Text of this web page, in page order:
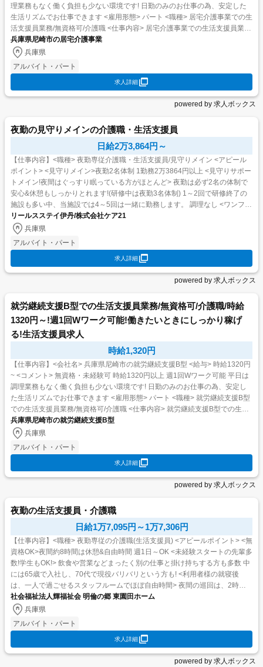
理業務もなく働く負担も少ない環境です! 日勤のみのお仕事の為、安定した
生活リズムでお仕事できます <雇用形態> パート <職種> 居宅介護事業での生
活支援員業務/無資格可/介護職 <仕事内容> 居宅介護事業での生活支援員業務
全...
兵庫県尼崎市の居宅介護事業
兵庫県
アルバイト・パート
求人詳細
powered by 求人ボックス
夜勤の見守りメインの介護職・生活支援員
日給2万3,864円～
【仕事内容】<職種> 夜勤専従介護職・生活支援員/見守りメイン <アピール
ポイント> <見守りメイン>夜勤2名体制 1勤務2万3864円以上 <見守りサポー
トメイン!夜間はぐっすり眠っている方がほとんど> 夜勤は必ず2名の体制で
安心&休憩もしっかりとれます!(研修中は夜勤3名体制) 1～2回で研修終了の
施設も多い中、当施設では4～5回は一緒に勤務します。 調理なし <ワンフロ
ア・定員12名...
リールスステイ伊丹/株式会社ケア21
兵庫県
アルバイト・パート
求人詳細
powered by 求人ボックス
就労継続支援B型での生活支援員業務/無資格可/介護職/時給
1320円～!週1回Wワーク可能!働きたいときにしっかり稼げ
る!生活支援員求人
時給1,320円
【仕事内容】<会社名> 兵庫県尼崎市の就労継続支援B型 <給与> 時給1320円
~ <コメント> 無資格・未経験可 時給1320円以上 週1回Wワーク可能 平日は
調理業務もなく働く負担も少ない環境です! 日勤のみのお仕事の為、安定し
た生活リズムでお仕事できます <雇用形態> パート <職種> 就労継続支援B型
での生活支援員業務/無資格可/介護職 <仕事内容> 就労継続支援B型での生
活...
兵庫県尼崎市の就労継続支援B型
兵庫県
アルバイト・パート
求人詳細
powered by 求人ボックス
夜勤の生活支援員・介護職
日給1万7,095円～1万7,306円
【仕事内容】<職種> 夜勤専従の介護職(生活支援員) <アピールポイント> <無
資格OK>夜間約8時間は休憩&自由時間 週1日～OK <未経験スタートの先輩多
数!学生もOK!> 飲食や営業などまったく別の仕事と掛け持ちする方も多数 中
には65歳で入社し、70代で現役バリバリという方も! <利用者様の就寝後
は、一人で過ごせるスタッフルームでほぼ自由時間> 夜間の巡回は、2時間
に1回、1部...
社会福祉法人輝福祉会 明倫の郷 東園田ホーム
兵庫県
アルバイト・パート
求人詳細
powered by 求人ボックス